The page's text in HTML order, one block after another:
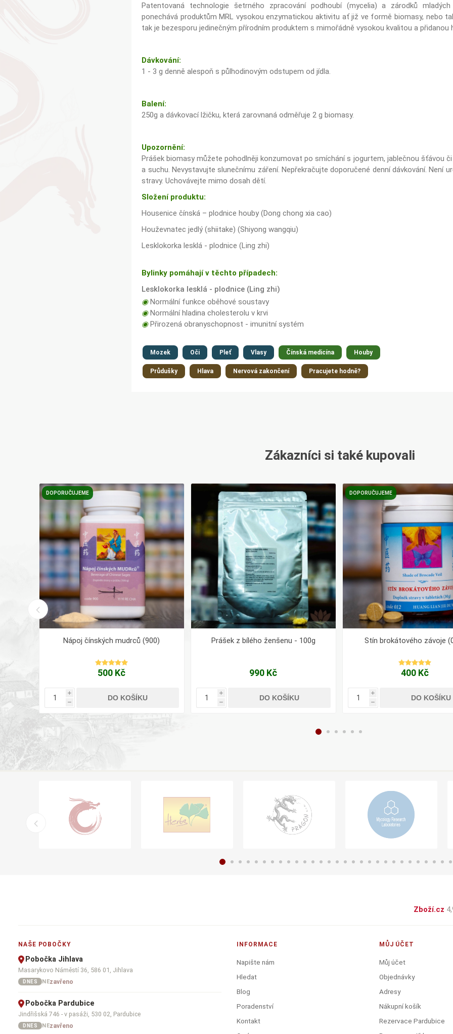
Patentovaná technologie šetrného zpracování podhoubí (mycelia) a zárodků
ponechává produktům MRL vysokou enzymatickou aktivitu ať již ve formě biomasy, nebo
tak je bezesporu jedinečným přírodním produktem s mimořádně vysokou kvalitou a přidanou
Dávkování:
1 - 3 g denně alespoň s půlhodinovým odstupem od jídla.
Balení:
250g a dávkovací lžičku, která zarovnaná odměřuje 2 g biomasy.
Upozornění:
Prášek biomasy můžete pohodlněji konzumovat po smíchání s jogurtem, jablečnou šťávou či
a suchu. Nevystavujte slunečnímu záření. Nepřekračujte doporučené denní dávkování. Není
stravy. Uchovávejte mimo dosah dětí.
Složení produktu:
Housenice čínská – plodnice houby (Dong chong xia cao)
Houževnatec jedlý (shiitake) (Shiyong wangqiu)
Lesklokorka lesklá - plodnice (Ling zhi)
Bylinky pomáhají v těchto případech:
Lesklokorka lesklá - plodnice (Ling zhi)
◉Normální funkce oběhové soustavy
◉Normální hladina cholesterolu v krvi
◉Přirozená obranyschopnost - imunitní systém
Mozek Oči Pleť Vlasy Čínská medicína Houby
Průdušky Hlava Nervová zakončení Pracujete hodně?
Zákazníci si také kupovali
DOPORUČUJEME
Nápoj čínských mudrců (900)
500 Kč
i
h
DO KOŠÍKU
Prášek z bílého ženšenu - 100g
990 Kč
i
h
DO KOŠÍKU
DOPORUČUJEME
Stín brokátového závoje
400 Kč
i
h
DO KOŠÍKU
Zboží.cz
NAŠE POBOČKY
Pobočka Jihlava
Masarykovo Náměstí 36, 586 01, Jihlava
DNES NEzavřeno
Pobočka Pardubice
Jindřišská 746 - v pasáži, 530 02, Pardubice
DNES NEzavřeno
INFORMACE
Napište nám
Hledat
Blog
Poradenství
Kontakt
MŮJ ÚČET
Můj účet
Objednávky
Adresy
Nákupní košík
Rezervace Pardubice